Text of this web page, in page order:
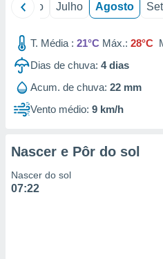
Junho Julho Agosto
T. Média : 21°C Máx.: 28°C
Dias de chuva: 4dias
Acum. de chuva: 22 mm
Vento médio: 9 km/h
Nascer e Pôr do sol
Nascer do sol
07:22